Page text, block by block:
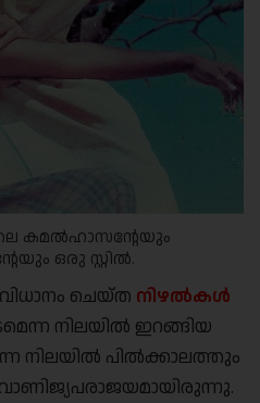
കമൽഹാസൻ്റേയും
ഒരു സ്റ്റിൽ.
ചെയ്ത നിഴല്‍കള്‍
നിലയില്‍ ഇറങ്ങിയ
നിലയില്‍ പില്‍ക്കാലത്തും